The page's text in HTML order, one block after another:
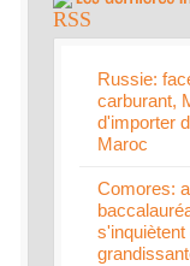
Russie:
carburant,
d'importer
Maroc
Comores: